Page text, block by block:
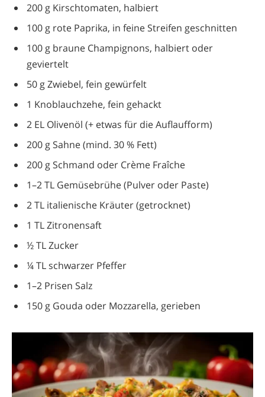
200 g Kirschtomaten, halbiert
100 g rote Paprika, in feine Streifen geschnitten
100 g braune Champignons, halbiert oder
geviertelt
50 g Zwiebel, fein gewürfelt
1 Knoblauchzehe, fein gehackt
2 EL Olivenöl (+ etwas für die Auflaufform)
200 g Sahne (mind. 30 % Fett)
200 g Schmand oder Crème Fraîche
1–2 TL Gemüsebrühe (Pulver oder Paste)
2 TL italienische Kräuter (getrocknet)
1 TL Zitronensaft
½ TL Zucker
¼ TL schwarzer Pfeffer
1–2 Prisen Salz
150 g Gouda oder Mozzarella, gerieben